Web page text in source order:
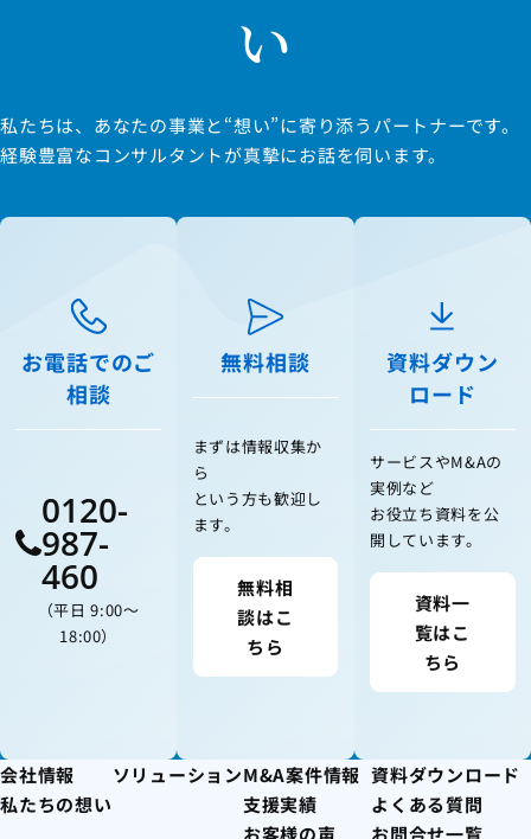
い
私たちは、あなたの事業と“想い”に寄り添うパートナーです。
経験豊富なコンサルタントが真摯にお話を伺います。
お電話でのご
相談
0120-
987-
460
（平日 9:00〜
18:00）
無料相談
まずは情報収集か
ら
という方も歓迎し
ます。
無料相
談はこ
ちら
資料ダウン
ロード
サービスやM&Aの
実例など
お役立ち資料を公
開しています。
資料一
覧はこ
ちら
会社情報
私たちの想い
ソリューションM&A案件情報
支援実績
資料ダウンロード
よくある質問